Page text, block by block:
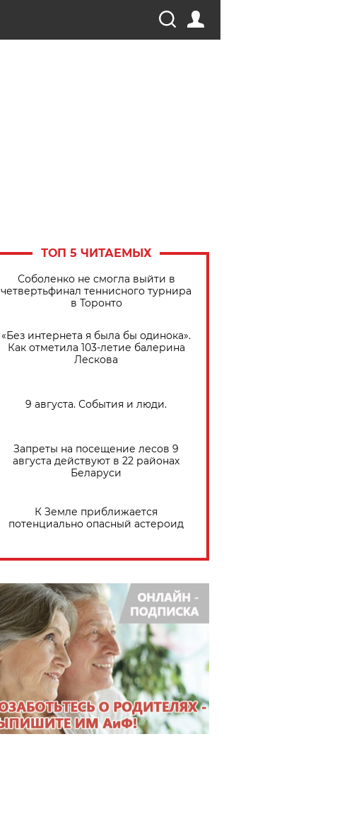
ТОП 5 ЧИТАЕМЫХ
Соболенко не смогла выйти в
четвертьфинал теннисного турнира
в Торонто
«Без интернета я была бы одинока».
Как отметила 103-летие балерина
Лескова
9 августа. События и люди.
Запреты на посещение лесов 9
августа действуют в 22 районах
Беларуси
К Земле приближается
потенциально опасный астероид